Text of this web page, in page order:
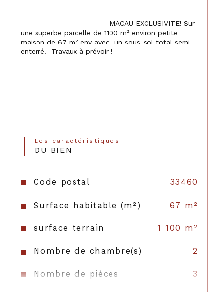
une superbe parcelle de 1100 m² environ petite
maison de 67 m² env avec  un sous-sol total semi-
enterré.  Travaux à prévoir !
Les caractéristiques
DU BIEN
Code postal 33460
Surface habitable (m²) 67 m²
surface terrain 1 100 m²
Nombre de chambre(s) 2
Nombre de pièces 3